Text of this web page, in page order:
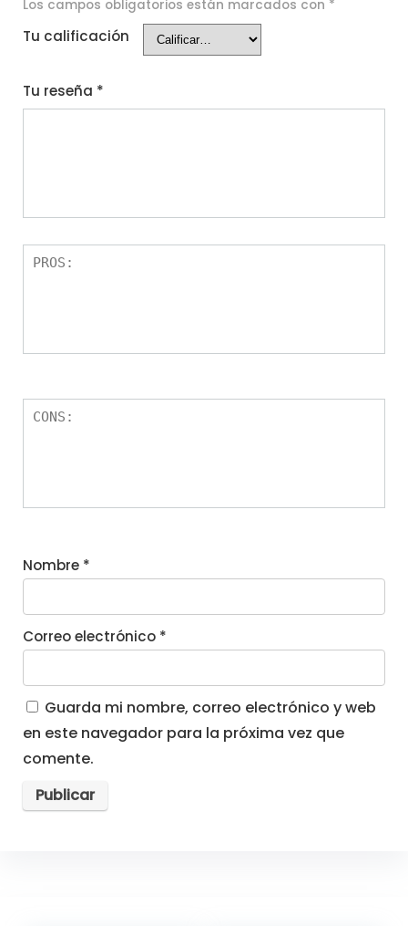
Los campos obligatorios están marcados con *
Tu calificación
Tu reseña *
Nombre *
Correo electrónico *
Guarda mi nombre, correo electrónico y web
en este navegador para la próxima vez que
comente.